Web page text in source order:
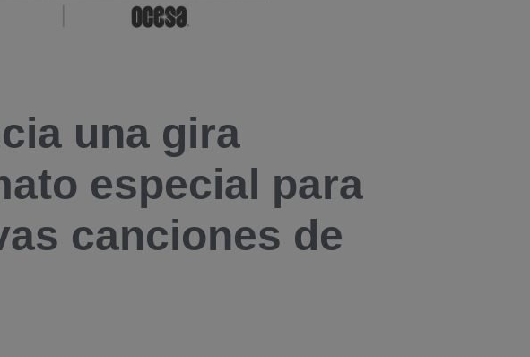
una gira
especial para
canciones de